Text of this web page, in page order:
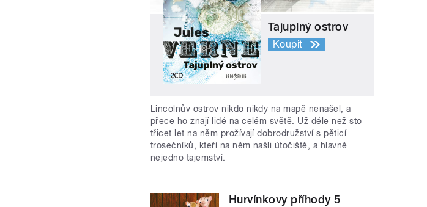
Tajuplný ostrov
Koupit
Lincolnův ostrov nikdo nikdy na mapě nenašel, a
přece ho znají lidé na celém světě. Už déle než sto
třicet let na něm prožívají dobrodružství s pěticí
trosečníků, kteří na něm našli útočiště, a hlavně
nejedno tajemství.
Hurvínkovy příhody 5